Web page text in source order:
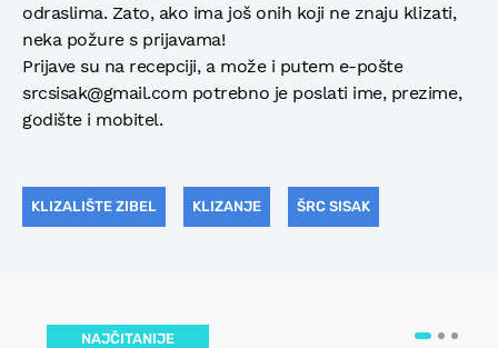
odraslima. Zato, ako ima još onih koji ne znaju klizati,
neka požure s prijavama!
Prijave su na recepciji, a može i putem e-pošte
srcsisak@gmail.com potrebno je poslati ime, prezime,
godište i mobitel.
KLIZALIŠTE ZIBEL KLIZANJE ŠRC SISAK
NAJČITANIJE